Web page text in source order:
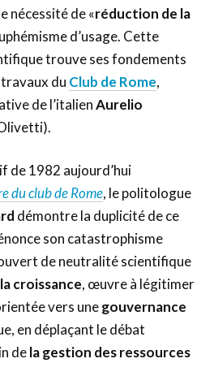
nécessité de «réduction de la
d’usage. Cette
trouve ses fondements
du Club de Rome,
de l’italienAurelio
de 1982 aujourd’hui
du club de Rome, le politologue
démontre la duplicité de ce
son catastrophisme
de neutralité scientifique
croissance, œuvre à légitimer
vers unegouvernance
en déplaçant le débat
dela gestion des ressources